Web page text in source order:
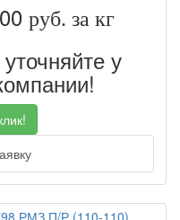
руб. за кг
у